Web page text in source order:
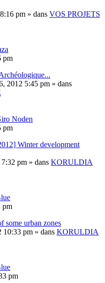
pm » dans VOS PROJETS
pm
2012 5:45 pm » dans
Noden
pm
Winter development
pm » dans KORULDIA
pm
some urban zones
10:33 pm » dans KORULDIA
pm